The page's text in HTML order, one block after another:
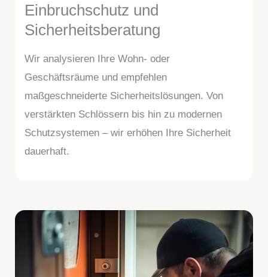
Einbruchschutz und
Sicherheitsberatung
Wir analysieren Ihre Wohn- oder
Geschäftsräume und empfehlen
maßgeschneiderte Sicherheitslösungen. Von
verstärkten Schlössern bis hin zu modernen
Schutzsystemen – wir erhöhen Ihre Sicherheit
dauerhaft.